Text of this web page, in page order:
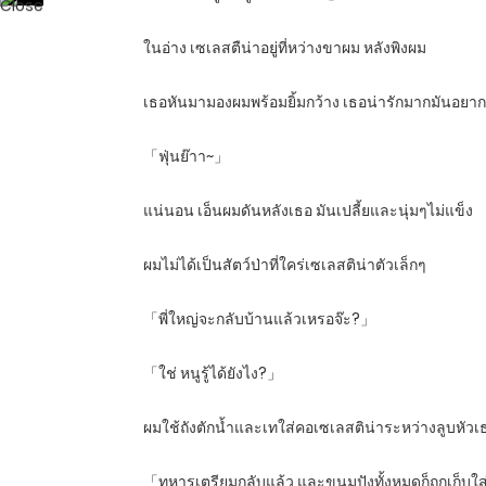
ในอ่าง เซเลสตืน่าอยู่ที่หว่างขาผม หลังพิงผม
เธอหันมามองผมพร้อมยิ้มกว้าง เธอน่ารักมากมันอยา
「ฟุ่นย๊าา~」
แน่นอน เอ็นผมดันหลังเธอ มันเปลี้ยและนุ่มๆไม่แข็ง
ผมไม่ได้เป็นสัตว์ป่าที่ใคร่เซเลสติน่าตัวเล็กๆ
「พี่ใหญ่จะกลับบ้านแล้วเหรอจ๊ะ?」
「ใช่ หนูรู้ได้ยังไง?」
ผมใช้ถังตักน้ำและเทใส่คอเซเลสติน่าระหว่างลูบหัวเ